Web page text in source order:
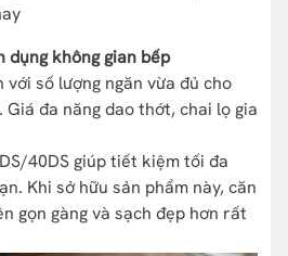
dụng không gian bếp
số lượng ngăn vừa đủ cho
Giá đa năng dao thớt, chai lọ gia
40DS giúp tiết kiệm tối đa
Khi sở hữu sản phẩm này, căn
gọn gàng và sạch đẹp hơn rất